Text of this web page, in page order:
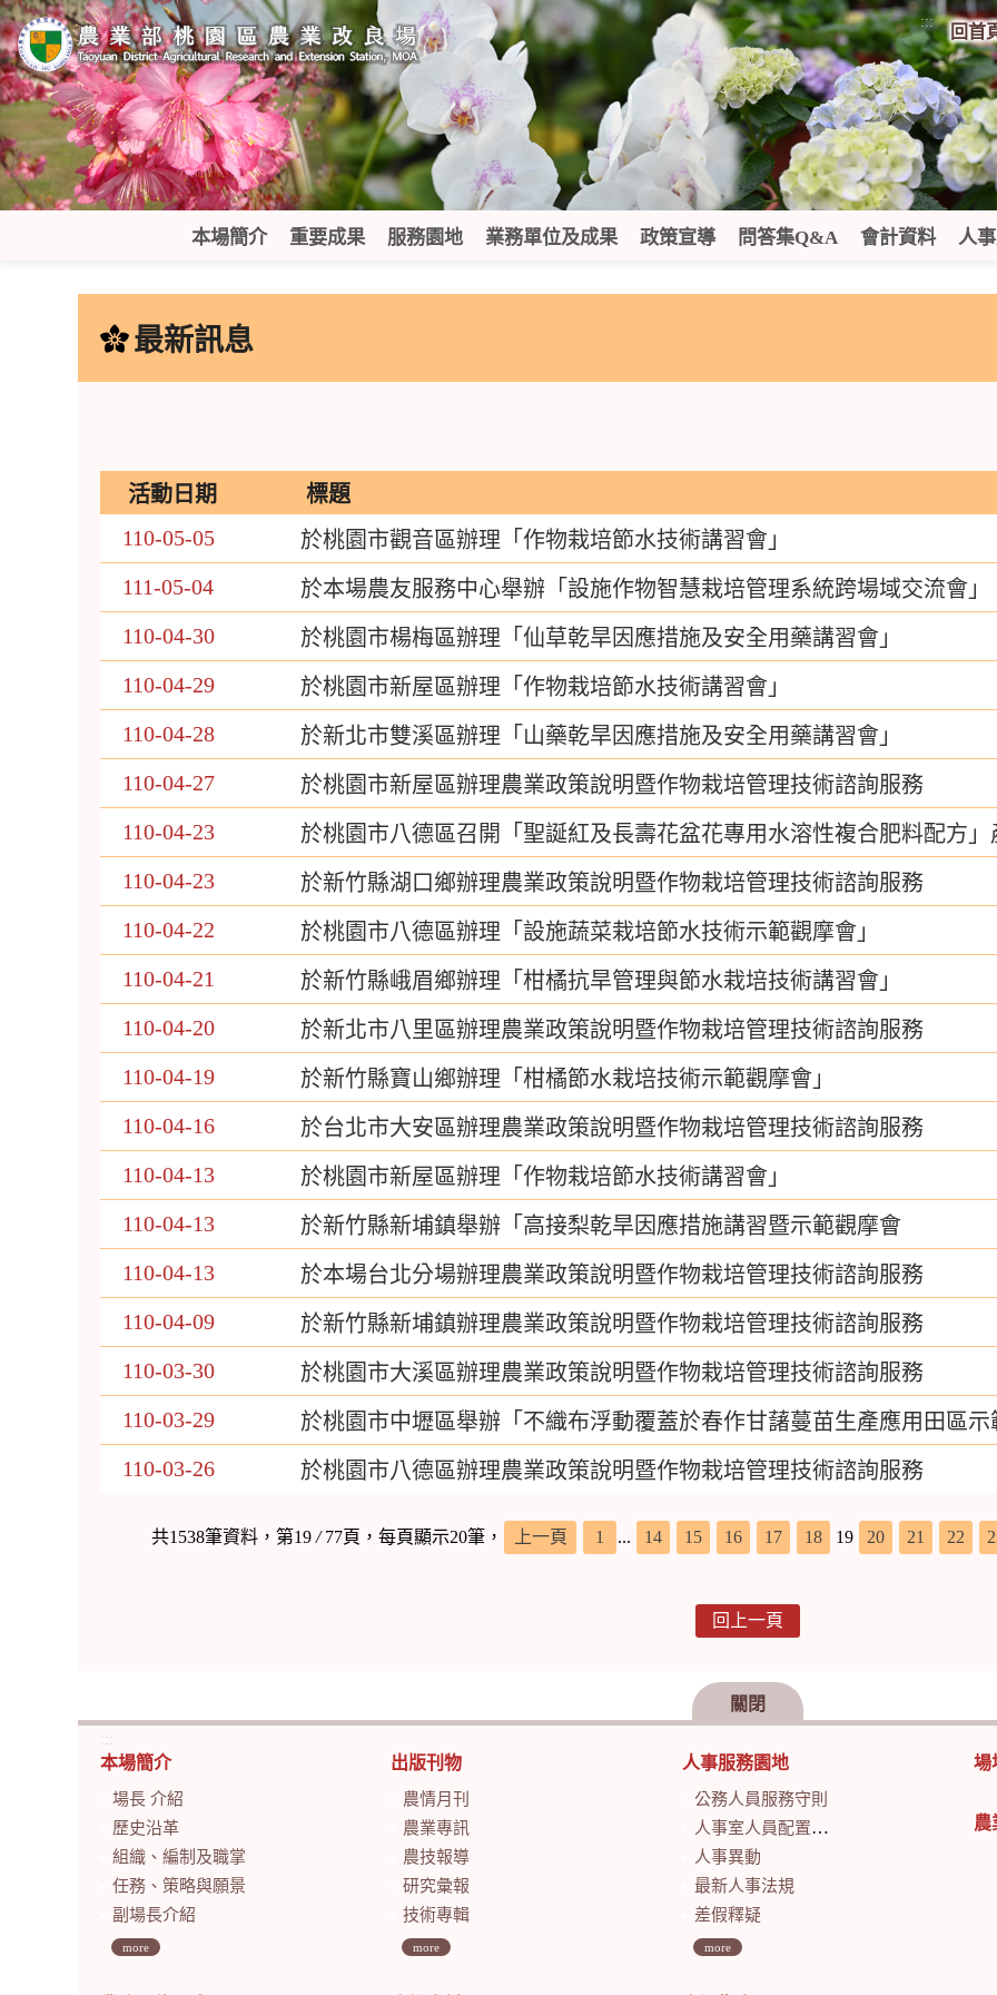
跳
到
主
要
內
容
區
塊
:::
回首
本場簡介 重要成果 服務園地 業務單位及成果 政策宣導 問答集Q&A 會計資料 人
最新訊息
活動日期
標題
110-05-05
於桃園市觀音區辦理「作物栽培節水技術講習會」
111-05-04
於本場農友服務中心舉辦「設施作物智慧栽培管理系統跨場域交流會」
110-04-30
於桃園市楊梅區辦理「仙草乾旱因應措施及安全用藥講習會」
110-04-29
於桃園市新屋區辦理「作物栽培節水技術講習會」
110-04-28
於新北市雙溪區辦理「山藥乾旱因應措施及安全用藥講習會」
110-04-27
於桃園市新屋區辦理農業政策說明暨作物栽培管理技術諮詢服務
110-04-23
於桃園市八德區召開「聖誕紅及長壽花盆花專用水溶性複合肥料配方
110-04-23
於新竹縣湖口鄉辦理農業政策說明暨作物栽培管理技術諮詢服務
110-04-22
於桃園市八德區辦理「設施蔬菜栽培節水技術示範觀摩會」
110-04-21
於新竹縣峨眉鄉辦理「柑橘抗旱管理與節水栽培技術講習會」
110-04-20
於新北市八里區辦理農業政策說明暨作物栽培管理技術諮詢服務
110-04-19
於新竹縣寶山鄉辦理「柑橘節水栽培技術示範觀摩會」
110-04-16
於台北市大安區辦理農業政策說明暨作物栽培管理技術諮詢服務
110-04-13
於桃園市新屋區辦理「作物栽培節水技術講習會」
110-04-13
於新竹縣新埔鎮舉辦「高接梨乾旱因應措施講習暨示範觀摩會
110-04-13
於本場台北分場辦理農業政策說明暨作物栽培管理技術諮詢服務
110-04-09
於新竹縣新埔鎮辦理農業政策說明暨作物栽培管理技術諮詢服務
110-03-30
於桃園市大溪區辦理農業政策說明暨作物栽培管理技術諮詢服務
110-03-29
於桃園市中壢區舉辦「不織布浮動覆蓋於春作甘藷蔓苗生產應用田區示
110-03-26
於桃園市八德區辦理農業政策說明暨作物栽培管理技術諮詢服務
共1538筆資料，第19 /77頁，每頁顯示20筆， 上一頁 1 ... 14 15 16 17 18 19 20 21 22
回上一頁
關閉
:::
本場簡介
場長 介紹
歷史沿革
組織、編制及職掌
任務、策略與願景
副場長介紹
more
出版刊物
農情月刊
農業專訊
農技報導
研究彙報
技術專輯
more
人事服務園地
公務人員服務守則
人事室人員配置及業務職掌
人事異動
最新人事法規
差假釋疑
more
場
農